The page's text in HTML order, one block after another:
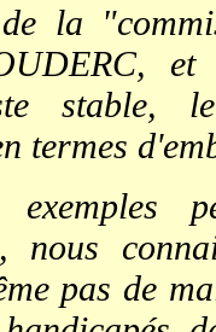
la
stable,
termes
nous
pas de